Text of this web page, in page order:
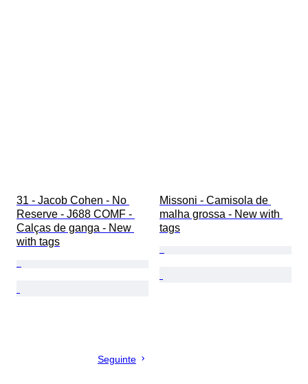
31 - Jacob Cohen - No
Reserve - J688 COMF -
Calças de ganga - New
with tags
Missoni - Camisola de
malha grossa - New with
tags
Seguinte